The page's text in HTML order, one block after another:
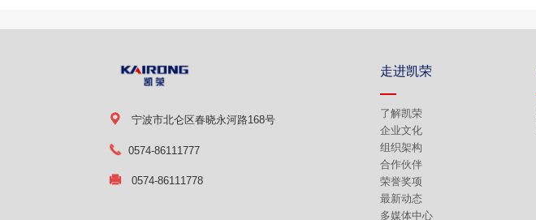
宁波市北仑区春晓永河路168号
0574-86111777
0574-86111778
走进凯荣
了解凯荣
企业文化
组织架构
合作伙伴
荣誉奖项
最新动态
多媒体中心